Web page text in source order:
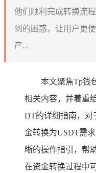
他们顺利完成转换流
到的困惑，让用户更
产...
本文聚焦Tp钱
相关内容，并着重
DT的详细指南，对
金转换为USDT需
晰的操作指引，帮
在资金转换过程中